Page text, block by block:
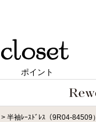
ポイント
半袖ﾚｰｽﾄﾞﾚｽ（9R04-84509）